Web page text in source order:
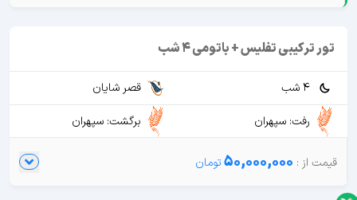
تور ترکیبی تفلیس + باتومی 4 شب
4 شب
قصر شایان
رفت: سپهران
برگشت: سپهران
50,000,000